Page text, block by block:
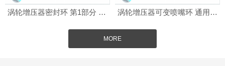
涡轮增压器密封环 第1部分 技术标准 涡轮增压器可变喷嘴环 通用技术条件
MORE